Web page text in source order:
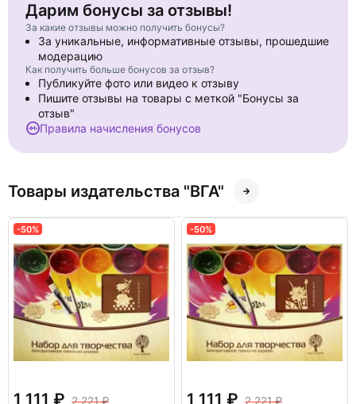
Дарим бонусы за отзывы!
За какие отзывы можно получить бонусы?
За уникальные, информативные отзывы, прошедшие
модерацию
Как получить больше бонусов за отзыв?
Публикуйте фото или видео к отзыву
Пишите отзывы на товары с меткой "Бонусы за
отзыв"
Правила начисления бонусов
Товары издательства "ВГА"
-50%
1 111
2 221
-50%
1 111
2 221